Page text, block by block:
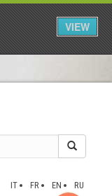
VIEW
IT FR EN RU